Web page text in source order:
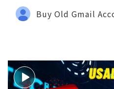
Buy Old Gmail